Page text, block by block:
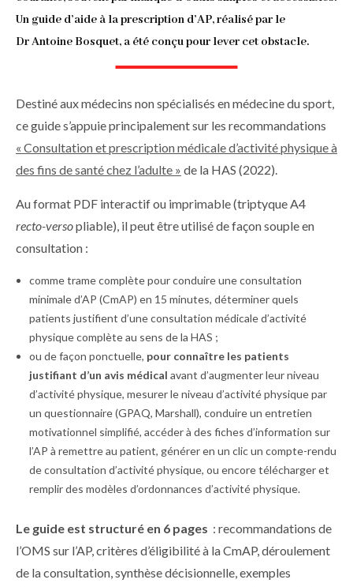
Un guide d’aide à la prescription d’AP, réalisé par le
Dr Antoine Bosquet, a été conçu pour lever cet obstacle.
Destiné aux médecins non spécialisés en médecine du sport,
ce guide s’appuie principalement sur les recommandations
« Consultation et prescription médicale d’activité physique à
des fins de santé chez l’adulte » de la HAS (2022).
Au format PDF interactif ou imprimable (triptyque A4
recto-versopliable), il peut être utilisé de façon souple en
consultation :
comme trame complète pour conduire une consultation
minimale d’AP (CmAP) en 15 minutes, déterminer quels
patients justifient d’une consultation médicale d’activité
physique complète au sens de la HAS ;
ou de façon ponctuelle, pour connaître les patients
justifiant d’un avis médical avant d’augmenter leur niveau
d’activité physique, mesurer le niveau d’activité physique par
un questionnaire (GPAQ, Marshall), conduire un entretien
motivationnel simplifié, accéder à des fiches d’information sur
l’AP à remettre au patient, générer en un clic un compte-rendu
de consultation d’activité physique, ou encore télécharger et
remplir des modèles d’ordonnances d’activité physique.
Le guide est structuré en 6 pages : recommandations de
l’OMS sur l’AP, critères d’éligibilité à la CmAP, déroulement
de la consultation, synthèse décisionnelle, exemples